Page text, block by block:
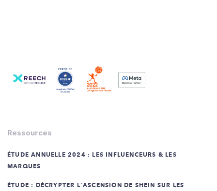
Ressources
ÉTUDE ANNUELLE 2024 : LES INFLUENCEURS & LES
MARQUES
ÉTUDE : DÉCRYPTER L'ASCENSION DE SHEIN SUR LES